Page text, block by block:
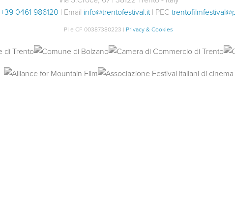
+39 0461 986120 | Email info@trentofestival.it| PEC
PI e CF 00387380223 | Privacy & Cookies